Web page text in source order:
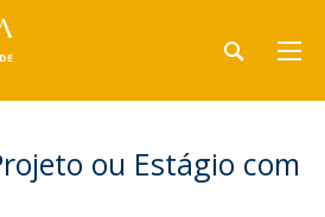
ou Estágio com